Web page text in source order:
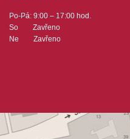
Obsazení: sbor, kvartet
Po-Pá: 9:00 – 17:00 hod.
So Zavřeno
Ne Zavřeno